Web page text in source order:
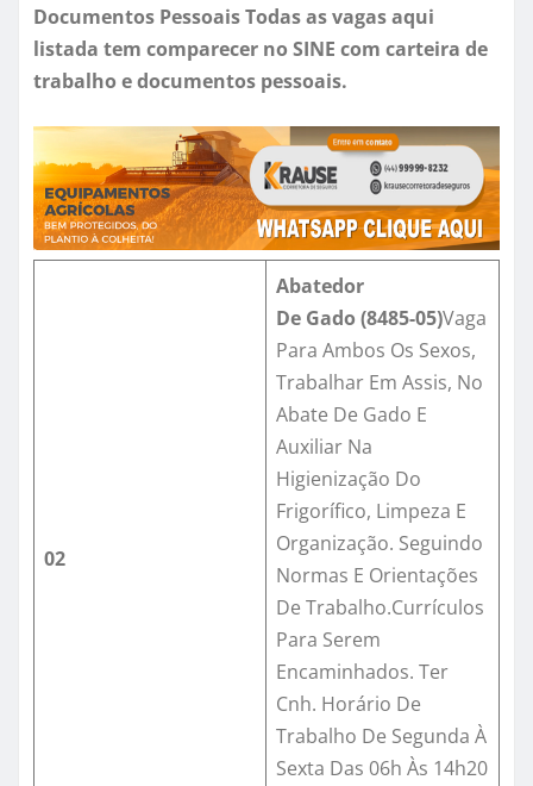
Documentos Pessoais Todas as vagas aqui
listada tem comparecer no SINE com carteira de
trabalho e documentos pessoais.
02
Abatedor
De Gado (8485-05)Vaga
Para Ambos Os Sexos,
Trabalhar Em Assis, No
Abate De Gado E
Auxiliar Na
Higienização Do
Frigorífico, Limpeza E
Organização. Seguindo
Normas E Orientações
De Trabalho.Currículos
Para Serem
Encaminhados. Ter
Cnh. Horário De
Trabalho De Segunda À
Sexta Das 06h Às 14h20